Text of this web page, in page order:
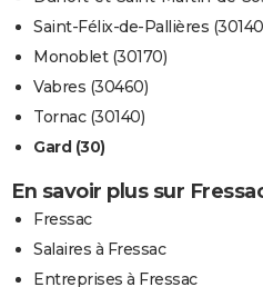
Saint-Félix-de-Pallières
Monoblet (30170)
Vabres (30460)
Tornac (30140)
Gard (30)
En savoir plus sur
Fressac
Salaires à Fressac
Entreprises à Fressac